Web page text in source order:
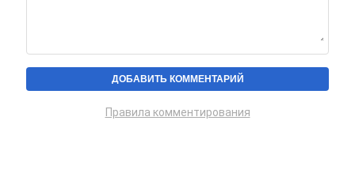
Правила комментирования